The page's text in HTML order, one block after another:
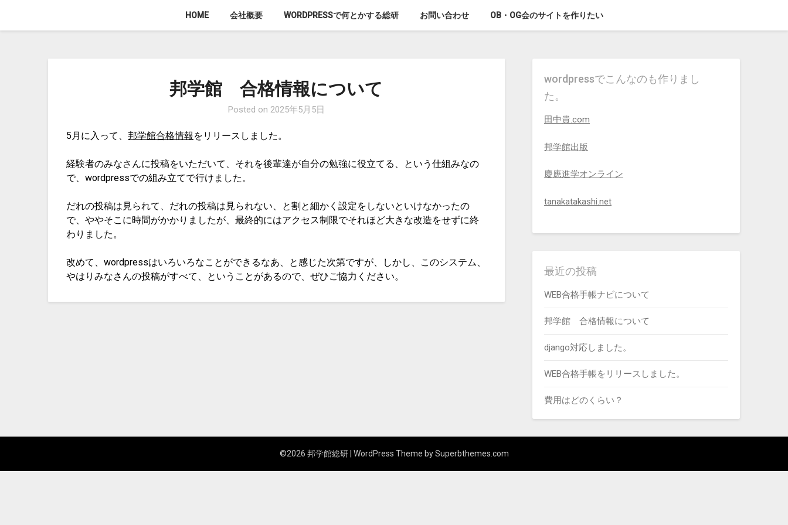
HOME 会社概要 WORDPRESSで何とかする総研 お問い合わせ OB・OG会のサイトを作りたい
邦学館 合格情報について
Posted on 2025年5月5日
5月に入って、邦学館合格情報 をリリースしました。
経験者のみなさんに投稿をいただいて、それを後輩達が自分の勉強に役立てる、という仕組みなの
で、wordpressでの組み立てで行けました。
だれの投稿は見られて、だれの投稿は見られない、と割と細かく設定をしないといけなかったの
で、ややそこに時間がかかりましたが、最終的にはアクセス制限でそれほど大きな改造をせずに終
わりました。
改めて、wordpressはいろいろなことができるなあ、と感じた次第ですが、しかし、このシステム、
やはりみなさんの投稿がすべて、ということがあるので、ぜひご協力ください。
wordpressでこんなのも作りまし
た。
田中貴.com
邦学館出版
慶應進学オンライン
tanakatakashi.net
最近の投稿
WEB合格手帳ナビについて
邦学館 合格情報について
django対応しました。
WEB合格手帳をリリースしました。
費用はどのくらい？
©2026 邦学館総研 | WordPress Theme bySuperbthemes.com